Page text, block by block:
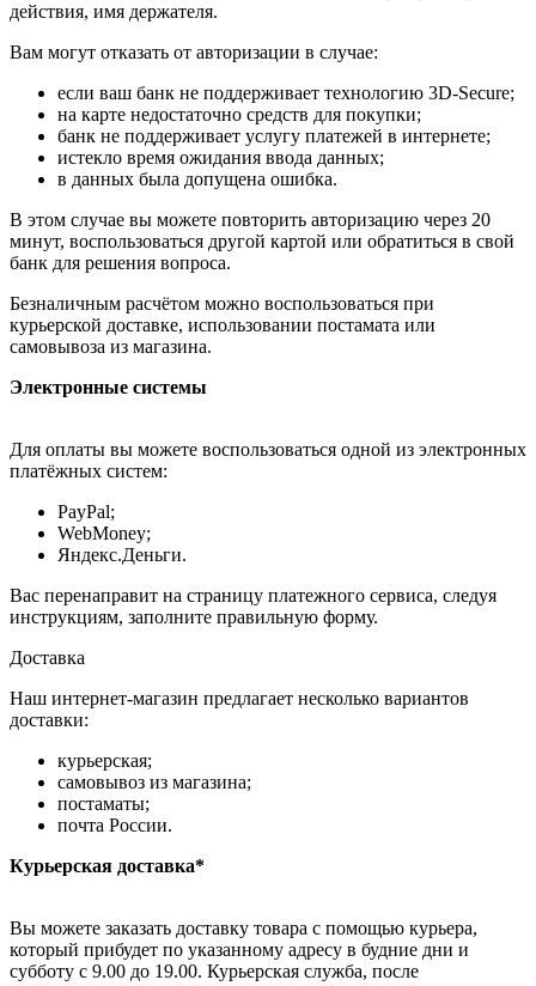
действия, имя держателя.
Вам могут отказать от авторизации в случае:
если ваш банк не поддерживает технологию 3D-Secure;
на карте недостаточно средств для покупки;
банк не поддерживает услугу платежей в интернете;
истекло время ожидания ввода данных;
в данных была допущена ошибка.
В этом случае вы можете повторить авторизацию через 20
минут, воспользоваться другой картой или обратиться в свой
банк для решения вопроса.
Безналичным расчётом можно воспользоваться при
курьерской доставке, использовании постамата или
самовывоза из магазина.
Электронные системы
Для оплаты вы можете воспользоваться одной из электронных
платёжных систем:
PayPal;
WebMoney;
Яндекс.Деньги.
Вас перенаправит на страницу платежного сервиса, следуя
инструкциям, заполните правильную форму.
Доставка
Наш интернет-магазин предлагает несколько вариантов
доставки:
курьерская;
самовывоз из магазина;
постаматы;
почта России.
Курьерская доставка*
Вы можете заказать доставку товара с помощью курьера,
который прибудет по указанному адресу в будние дни и
субботу с 9.00 до 19.00. Курьерская служба, после